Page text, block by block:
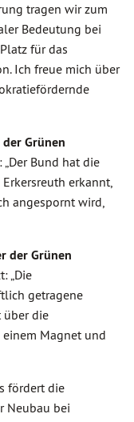
tragen wir zum
Bedeutung bei
für das
Ich freue mich über
Grünen
„Der Bund hat die
erkannt,
angespornt wird,
der Grünen
„Die
getragene
über die
Magnet und
fördert die
Neubau bei